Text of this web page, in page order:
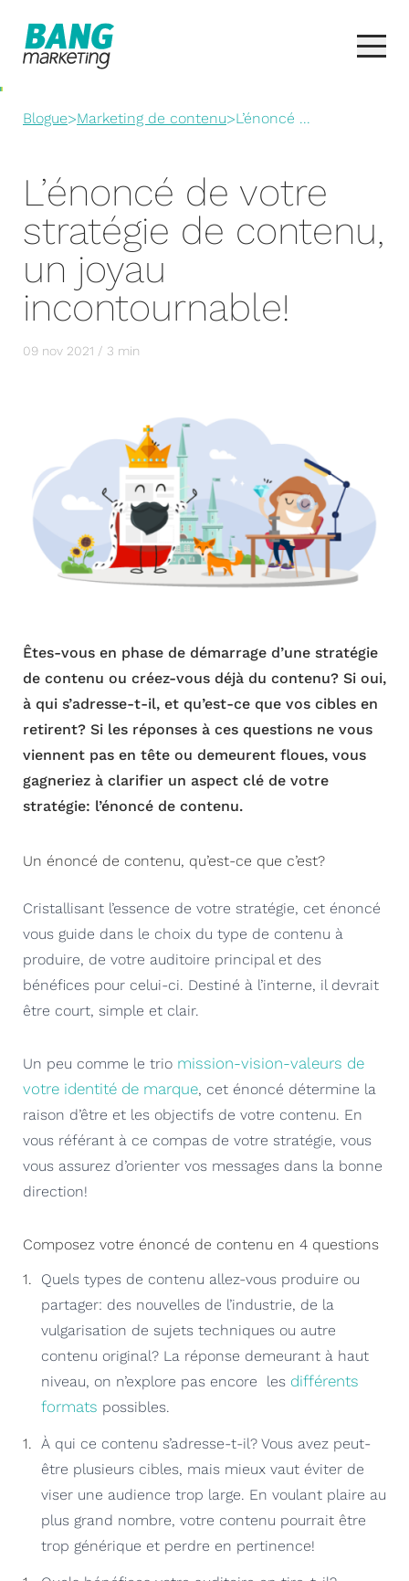
Blogue>Marketing de contenu>L’énoncé ...
L’énoncé de votre
stratégie de contenu,
un joyau
incontournable!
09 nov 2021 / 3 min
Êtes-vous en phase de démarrage d’une stratégie
de contenu ou créez-vous déjà du contenu? Si oui,
à qui s’adresse-t-il, et qu’est-ce que vos cibles en
retirent? Si les réponses à ces questions ne vous
viennent pas en tête ou demeurent floues, vous
gagneriez à clarifier un aspect clé de votre
stratégie: l’énoncé de contenu.
Un énoncé de contenu, qu’est-ce que c’est?
Cristallisant l’essence de votre stratégie, cet énoncé
vous guide dans le choix du type de contenu à
produire, de votre auditoire principal et des
bénéfices pour celui-ci. Destiné à l’interne, il devrait
être court, simple et clair.
Un peu comme le trio mission-vision-valeurs de
votre identité de marque, cet énoncé détermine la
raison d’être et les objectifs de votre contenu. En
vous référant à ce compas de votre stratégie, vous
vous assurez d’orienter vos messages dans la bonne
direction!
Composez votre énoncé de contenu en 4 questions
Quels types de contenu allez-vous produire ou
partager: des nouvelles de l’industrie, de la
vulgarisation de sujets techniques ou autre
contenu original? La réponse demeurant à haut
niveau, on n’explore pas encore les différents
formats possibles.
À qui ce contenu s’adresse-t-il? Vous avez peut-
être plusieurs cibles, mais mieux vaut éviter de
viser une audience trop large. En voulant plaire au
plus grand nombre, votre contenu pourrait être
trop générique et perdre en pertinence!